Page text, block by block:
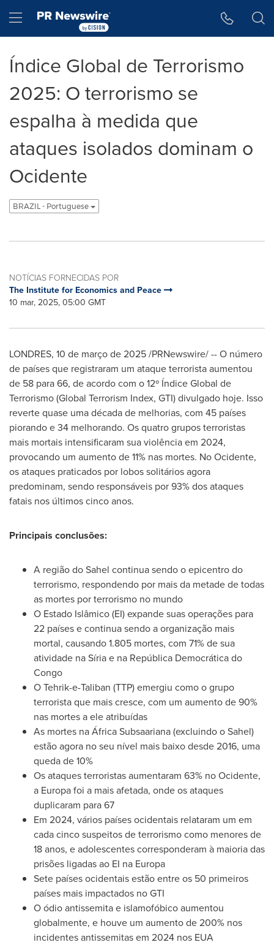
Hamburger menu
Índice Global de Terrorismo
2025: O terrorismo se
espalha à medida que
ataques isolados dominam o
Ocidente
BRAZIL - Portuguese
NOTÍCIAS FORNECIDAS POR
The Institute for Economics and Peace
10 mar, 2025, 05:00 GMT
LONDRES, 10 de março de 2025/PRNewswire/ -- O número
de países que registraram um ataque terrorista aumentou
de 58 para 66, de acordo com o 12º Índice Global de
Terrorismo (Global Terrorism Index, GTI) divulgado hoje. Isso
reverte quase uma década de melhorias, com 45 países
piorando e 34 melhorando. Os quatro grupos terroristas
mais mortais intensificaram sua violência em 2024,
provocando um aumento de 11% nas mortes. No Ocidente,
os ataques praticados por lobos solitários agora
predominam, sendo responsáveis por 93% dos ataques
fatais nos últimos cinco anos.
Principais conclusões:
A região do Sahel continua sendo o epicentro do
terrorismo, respondendo por mais da metade de todas
as mortes por terrorismo no mundo
O Estado Islâmico (EI) expande suas operações para
22 países e continua sendo a organização mais
mortal, causando 1.805 mortes, com 71% de sua
atividade na Síria e na República Democrática do
Congo
O Tehrik-e-Taliban (TTP) emergiu como o grupo
terrorista que mais cresce, com um aumento de 90%
nas mortes a ele atribuídas
As mortes na África Subsaariana (excluindo o Sahel)
estão agora no seu nível mais baixo desde 2016, uma
queda de 10%
Os ataques terroristas aumentaram 63% no Ocidente,
a Europa foi a mais afetada, onde os ataques
duplicaram para 67
Em 2024, vários países ocidentais relataram um em
cada cinco suspeitos de terrorismo como menores de
18 anos, e adolescentes corresponderam à maioria das
prisões ligadas ao EI na Europa
Sete países ocidentais estão entre os 50 primeiros
países mais impactados no GTI
O ódio antissemita e islamofóbico aumentou
globalmente, e houve um aumento de 200% nos
incidentes antissemitas em 2024 nos EUA